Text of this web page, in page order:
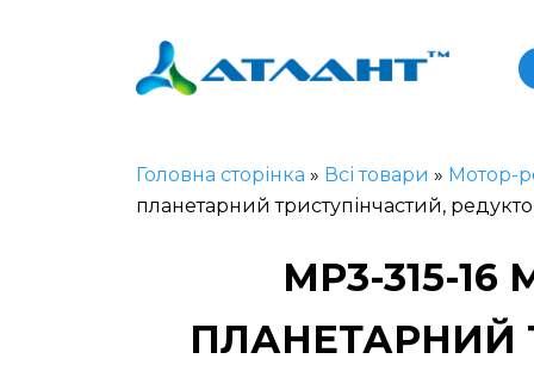
Головна сторінка » Всі товари » Мотор-
планетарний триступінчастий,
МР3-315-
ПЛАНЕТАРНИЙ